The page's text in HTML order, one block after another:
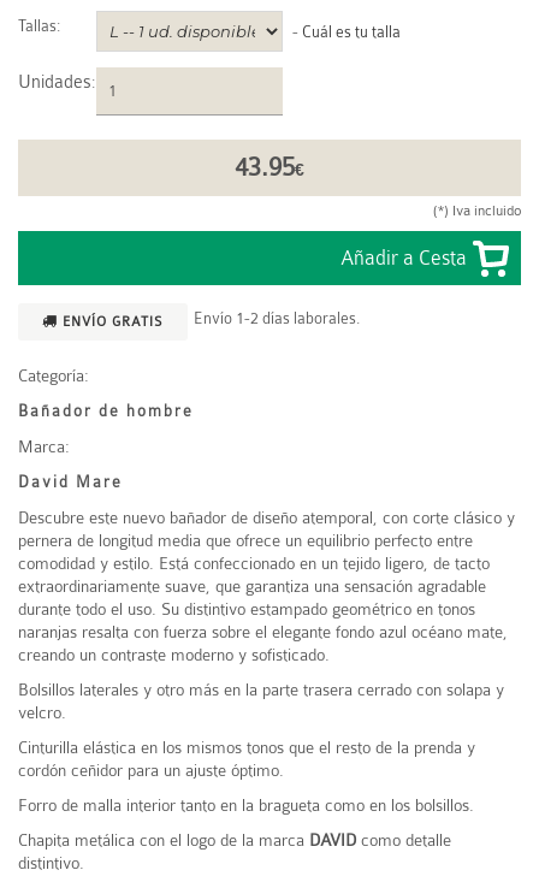
Tallas: - Cuál es tu talla
Unidades:
43.95€
(*) Iva incluido
ENVÍO GRATIS Envío 1-2 días laborales.
Categoría:
Bañador de hombre
Marca:
David Mare
Descubre este nuevo bañador de diseño atemporal, con corte clásico y
pernera de longitud media que ofrece un equilibrio perfecto entre
comodidad y estilo. Está confeccionado en un tejido ligero, de tacto
extraordinariamente suave, que garantiza una sensación agradable
durante todo el uso. Su distintivo estampado geométrico en tonos
naranjas resalta con fuerza sobre el elegante fondo azul océano mate,
creando un contraste moderno y sofisticado.
Bolsillos laterales y otro más en la parte trasera cerrado con solapa y
velcro.
Cinturilla elástica en los mismos tonos que el resto de la prenda y
cordón ceñidor para un ajuste óptimo.
Forro de malla interior tanto en la bragueta como en los bolsillos.
Chapita metálica con el logo de la marca DAVID como detalle
distintivo.